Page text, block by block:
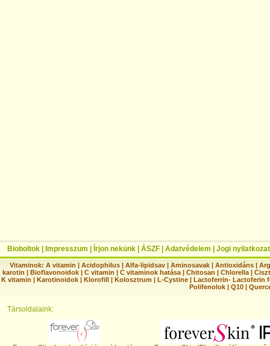
Bioboltok Impresszum Írjon nekünk ÁSZF Adatvédelem Jogi nyilatkozat
Vitaminok: A vitamin |Acidophilus |Alfa-lipidsav |Aminosavak |Antioxidáns |
karotin | Bioflavonoidok | C vitamin | C vitaminok hatása | Chitosan | Chlorella |
K vitamin | Karotinoidok | Klorofill | Kolosztrum | L-Cystine | Lactoferrin- Lactoferin
Polifenolok |Q10 |
Társoldalaink: